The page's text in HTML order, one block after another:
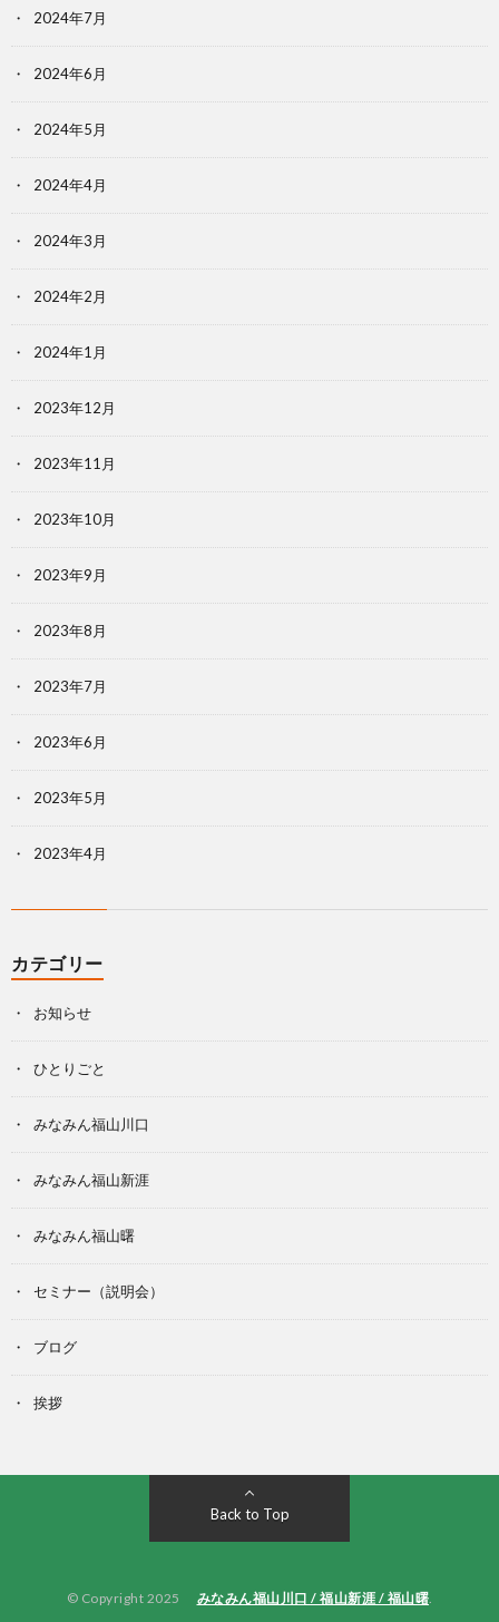
2024年7月
2024年6月
2024年5月
2024年4月
2024年3月
2024年2月
2024年1月
2023年12月
2023年11月
2023年10月
2023年9月
2023年8月
2023年7月
2023年6月
2023年5月
2023年4月
カテゴリー
お知らせ
ひとりごと
みなみん福山川口
みなみん福山新涯
みなみん福山曙
セミナー（説明会）
ブログ
挨拶
Back to Top
© Copyright 2025 みなみん福山川口 / 福山新涯 / 福山曙.